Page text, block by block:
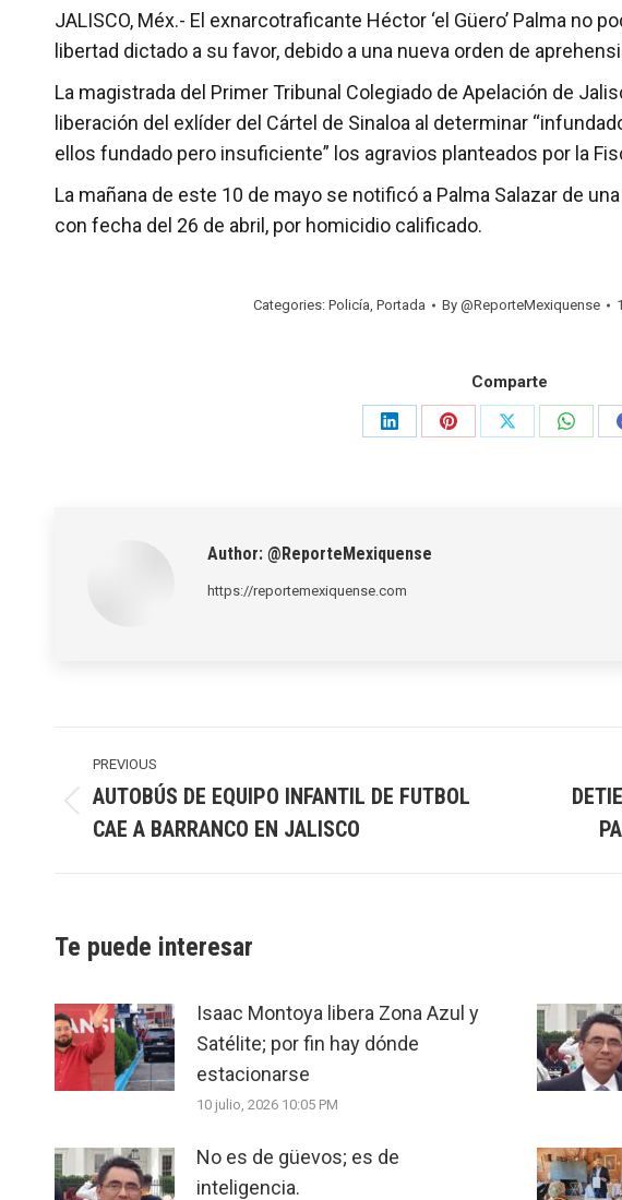
JALISCO, Méx.- El exnarcotraficante Héctor ‘el Güero’ Palma no
libertad dictado a su favor, debido a una nueva orden de
La magistrada del Primer Tribunal Colegiado de Apelación de
liberación del exlíder del Cártel de Sinaloa al determinar
ellos fundado pero insuficiente” los agravios planteados por la
La mañana de este 10 de mayo se notificó a Palma Salazar de
con fecha del 26 de abril, por homicidio calificado.
Categories: Policía, Portada By @ReporteMexiquense
Comparte
Share
Share
Share
Share
Author: @ReporteMexiquense
https://reportemexiquense.com
navigation
PREVIOUS
post:
AUTOBÚS DE EQUIPO INFANTIL DE FUTBOL
CAE A BARRANCO EN JALISCO
Te puede interesar
Isaac Montoya libera Zona Azul y
Satélite; por fin hay dónde
estacionarse
10 julio, 2026 10:05 PM
No es de güevos; es de
inteligencia.